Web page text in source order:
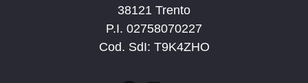
38121 Trento
P.I. 02758070227
Cod. SdI: T9K4ZHO